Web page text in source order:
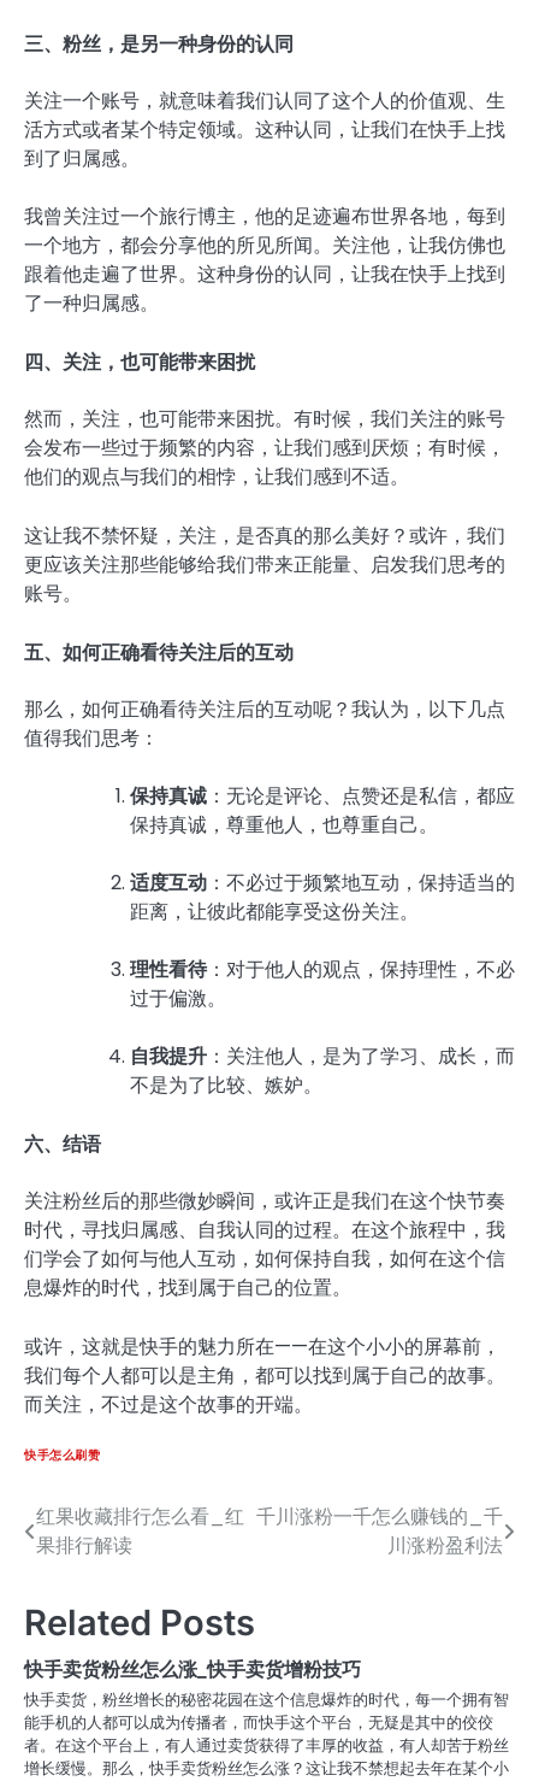
三、粉丝，是另一种身份的认同
关注一个账号，就意味着我们认同了这个人的价值观、生
活方式或者某个特定领域。这种认同，让我们在快手上找
到了归属感。
我曾关注过一个旅行博主，他的足迹遍布世界各地，每到
一个地方，都会分享他的所见所闻。关注他，让我仿佛也
跟着他走遍了世界。这种身份的认同，让我在快手上找到
了一种归属感。
四、关注，也可能带来困扰
然而，关注，也可能带来困扰。有时候，我们关注的账号
会发布一些过于频繁的内容，让我们感到厌烦；有时候，
他们的观点与我们的相悖，让我们感到不适。
这让我不禁怀疑，关注，是否真的那么美好？或许，我们
更应该关注那些能够给我们带来正能量、启发我们思考的
账号。
五、如何正确看待关注后的互动
那么，如何正确看待关注后的互动呢？我认为，以下几点
值得我们思考：
保持真诚 ：无论是评论、点赞还是私信，都应
保持真诚，尊重他人，也尊重自己。
适度互动 ：不必过于频繁地互动，保持适当的
距离，让彼此都能享受这份关注。
理性看待：对于他人的观点，保持理性，不必
过于偏激。
自我提升 ：关注他人，是为了学习、成长，而
不是为了比较、嫉妒。
六、结语
关注粉丝后的那些微妙瞬间，或许正是我们在这个快节奏
时代，寻找归属感、自我认同的过程。在这个旅程中，我
们学会了如何与他人互动，如何保持自我，如何在这个信
息爆炸的时代，找到属于自己的位置。
或许，这就是快手的魅力所在——在这个小小的屏幕前，
我们每个人都可以是主角，都可以找到属于自己的故事。
而关注，不过是这个故事的开端。
快手怎么刷赞
文
章
导
航
红果收藏排行怎么看_红
果排行解读
千川涨粉一千怎么赚钱的_千
川涨粉盈利法
Related Posts
快手卖货粉丝怎么涨_快手卖货增粉技巧
快手卖货，粉丝增长的秘密花园在这个信息爆炸的时代，每一个拥有智
能手机的人都可以成为传播者，而快手这个平台，无疑是其中的佼佼
者。在这个平台上，有人通过卖货获得了丰厚的收益，有人却苦于粉丝
增长缓慢。那么，快手卖货粉丝怎么涨？这让我不禁想起去年在某个小